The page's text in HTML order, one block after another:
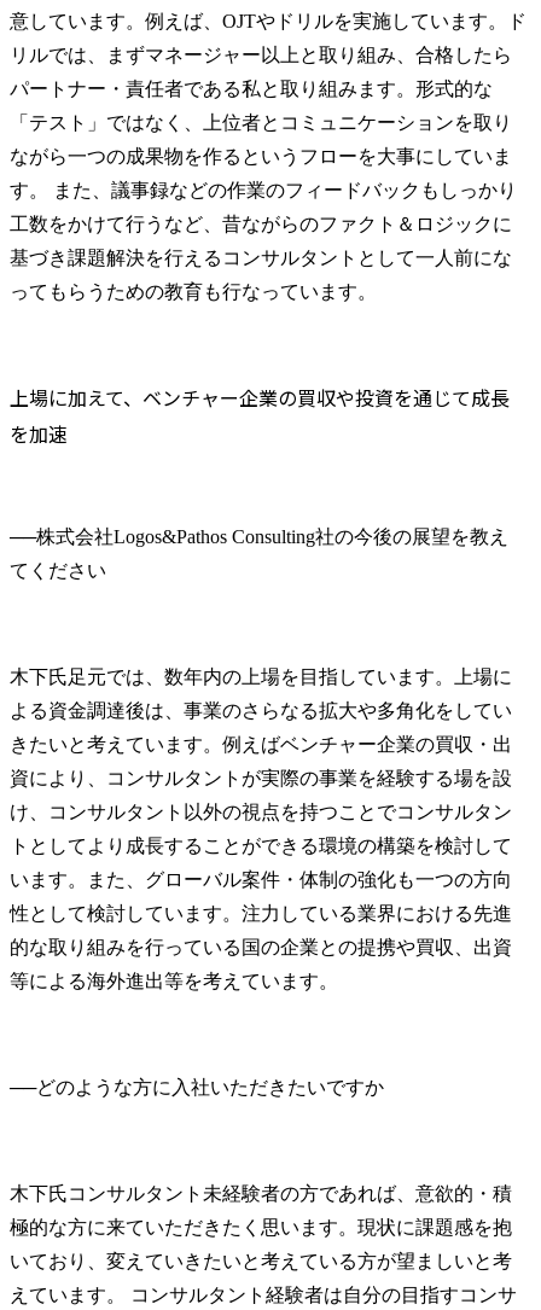
意しています。例えば、OJTやドリルを実施しています。ド
リルでは、まずマネージャー以上と取り組み、合格したら
パートナー・責任者である私と取り組みます。形式的な
「テスト」ではなく、上位者とコミュニケーションを取り
ながら一つの成果物を作るというフローを大事にしていま
す。 また、議事録などの作業のフィードバックもしっかり
工数をかけて行うなど、昔ながらのファクト＆ロジックに
基づき課題解決を行えるコンサルタントとして一人前にな
ってもらうための教育も行なっています。
上場に加えて、ベンチャー企業の買収や投資を通じて成長
を加速
──株式会社Logos&Pathos Consulting社の今後の展望を教え
木下氏足元では、数年内の上場を目指しています。上場に
よる資金調達後は、事業のさらなる拡大や多角化をしてい
きたいと考えています。例えばベンチャー企業の買収・出
資により、コンサルタントが実際の事業を経験する場を設
け、コンサルタント以外の視点を持つことでコンサルタン
トとしてより成長することができる環境の構築を検討して
います。また、グローバル案件・体制の強化も一つの方向
性として検討しています。注力している業界における先進
的な取り組みを行っている国の企業との提携や買収、出資
等による海外進出等を考えています。
──
木下氏コンサルタント未経験者の方であれば、意欲的・積
極的な方に来ていただきたく思います。現状に課題感を抱
いており、変えていきたいと考えている方が望ましいと考
えています。 コンサルタント経験者は自分の目指すコンサ